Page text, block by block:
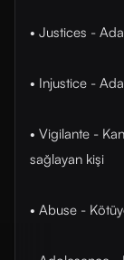
• Justices -
• Injustice -
• Vigilante -
sağlayan kişi
• Abuse -